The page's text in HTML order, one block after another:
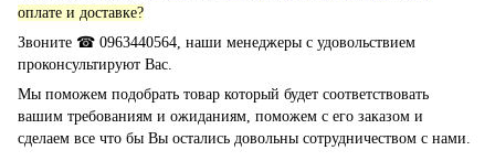
оплате и доставке?
Звоните ☎ 0963440564, наши менеджеры с удовольствием
проконсультируют Вас.
Мы поможем подобрать товар который будет соответствовать
вашим требованиям и ожиданиям, поможем с его заказом и
сделаем все что бы Вы остались довольны сотрудничеством с нами.